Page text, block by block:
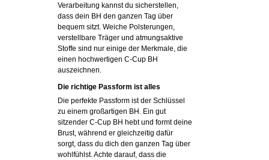
Verarbeitung kannst du sicherstellen,
dass dein BH den ganzen Tag über
bequem sitzt. Weiche Polsterungen,
verstellbare Träger und atmungsaktive
Stoffe sind nur einige der Merkmale, die
einen hochwertigen C-Cup BH
auszeichnen.
Die richtige Passform ist alles
Die perfekte Passform ist der Schlüssel
zu einem großartigen BH. Ein gut
sitzender C-Cup BH hebt und formt deine
Brust, während er gleichzeitig dafür
sorgt, dass du dich den ganzen Tag über
wohlfühlst. Achte darauf, dass die